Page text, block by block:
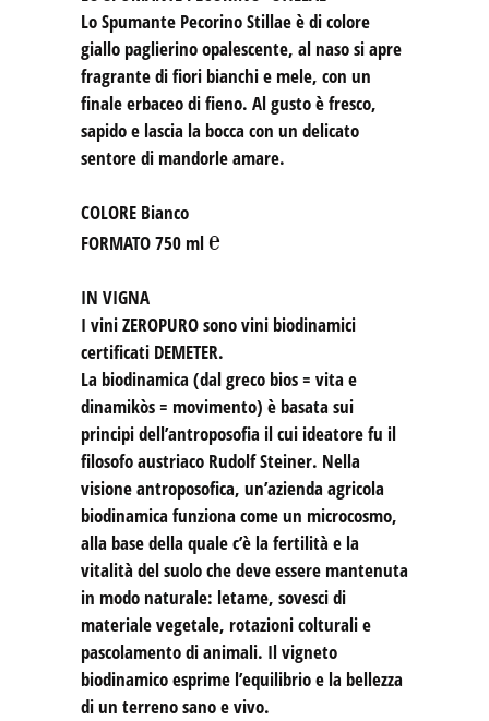
Lo Spumante Pecorino Stillae è di colore
giallo paglierino opalescente, al naso si apre
fragrante di fiori bianchi e mele, con un
finale erbaceo di fieno. Al gusto è fresco,
sapido e lascia la bocca con un delicato
sentore di mandorle amare.
COLORE Bianco
FORMATO750 ml ℮
IN VIGNA
I vini ZEROPURO sono vini biodinamici
certificati DEMETER.
La biodinamica (dal greco bios = vita e
dinamikòs = movimento) è basata sui
principi dell’antroposofia il cui ideatore fu il
filosofo austriaco Rudolf Steiner. Nella
visione antroposofica, un’azienda agricola
biodinamica funziona come un microcosmo,
alla base della quale c’è la fertilità e la
vitalità del suolo che deve essere mantenuta
in modo naturale: letame, sovesci di
materiale vegetale, rotazioni colturali e
pascolamento di animali. Il vigneto
biodinamico esprime l’equilibrio e la bellezza
di un terreno sano e vivo.